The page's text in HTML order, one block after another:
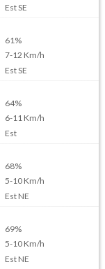
Est SE
61%
7-12 Km/h
Est SE
64%
6-11Km/h
Est
68%
5-10Km/h
Est NE
69%
5-10Km/h
Est NE